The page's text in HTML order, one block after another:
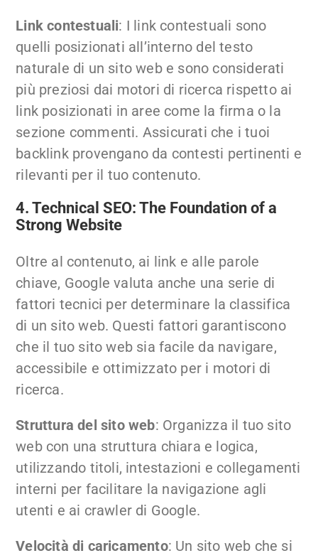
Link contestuali: I link contestuali sono
quelli posizionati all’interno del testo
naturale di un sito web e sono considerati
più preziosi dai motori di ricerca rispetto ai
link posizionati in aree come la firma o la
sezione commenti. Assicurati che i tuoi
backlink provengano da contesti pertinenti e
rilevanti per il tuo contenuto.
4. Technical SEO: The Foundation of a
Strong Website
Oltre al contenuto, ai link e alle parole
chiave, Google valuta anche una serie di
fattori tecnici per determinare la classifica
di un sito web. Questi fattori garantiscono
che il tuo sito web sia facile da navigare,
accessibile e ottimizzato per i motori di
ricerca.
Struttura del sito web: Organizza il tuo sito
web con una struttura chiara e logica,
utilizzando titoli, intestazioni e collegamenti
interni per facilitare la navigazione agli
utenti e ai crawler di Google.
Velocità di caricamento: Un sito web che si